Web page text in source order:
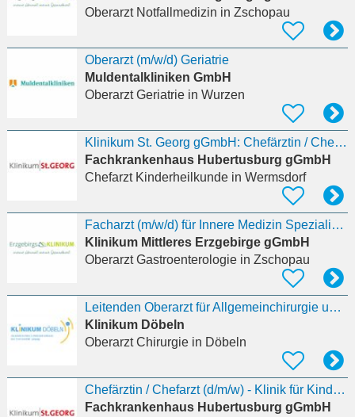
Oberarzt Notfallmedizin in Zschopau
Oberarzt (m/w/d) Geriatrie
Muldentalkliniken GmbH
Oberarzt Geriatriein Wurzen
Klinikum St. Georg gGmbH: Chefärztin / Chefarzt (d/m/w) - Klinik für Kinder- und Jugendpsychiatrie
Fachkrankenhaus Hubertusburg gGmbH
Chefarzt Kinderheilkundein Wermsdorf
Facharzt (m/w/d) für Innere Medizin Spezialisierung Gastroenterologie mit der
Klinikum Mittleres Erzgebirge gGmbH
Oberarzt Gastroenterologiein Zschopau
Leitenden Oberarzt für Allgemeinchirurgie und Viszeralchirurgie (m/w/d)
Klinikum Döbeln
Oberarzt Chirurgiein Döbeln
Chefärztin / Chefarzt (d/m/w) - Klinik für Kinder- und Jugendpsychiatrie in Wermsdorf und
Fachkrankenhaus Hubertusburg gGmbH